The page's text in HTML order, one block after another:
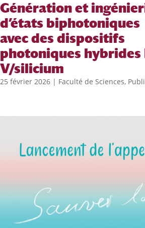
Génération et
d’états biphotoniques
avec des dispositifs
photoniques hybrides
V/silicium
25 février 2026 | Faculté de Sciences,